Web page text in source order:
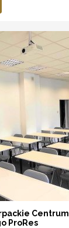
Centrum
ProRes